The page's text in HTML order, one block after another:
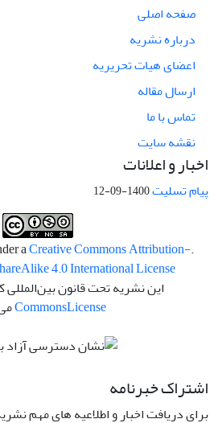
صفحه اصلی
درباره نشریه
اعضای هیات تحریریه
ارسال مقاله
تماس با ما
نقشه سایت
اخبار و اعلانات
پیام تسلیت1400-09-12
.This work is licensed under a
Creative Commons Attribution-
4.0 International License
این نشریه تحت قانون بین‌المللی
CommonsLicense
اشتراک خبرنامه
برای دریافت اخبار و اطلاعیه های مهم